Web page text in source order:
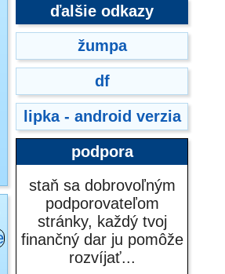
ďalšie odkazy
žumpa
df
lipka - android verzia
podpora
staň sa dobrovoľným
podporovateľom
stránky, každý tvoj
finančný dar ju pomôže
rozvíjať...